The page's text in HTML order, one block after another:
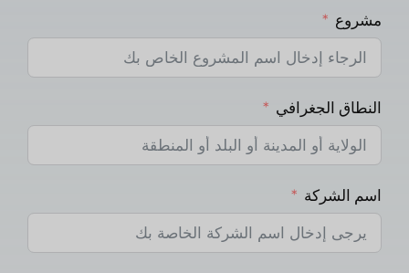
مشروع
النطاق الجغرافي
اسم الشركة